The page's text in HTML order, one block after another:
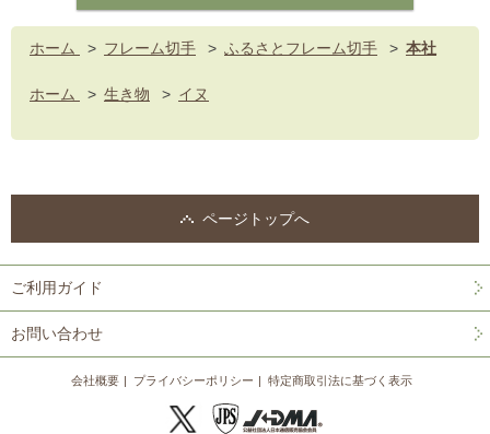
ホーム > フレーム切手 > ふるさとフレーム切手 > 本社
ホーム > 生き物 > イヌ
ページトップへ
ご利用ガイド
お問い合わせ
会社概要 プライバシーポリシー 特定商取引法に基づく表示